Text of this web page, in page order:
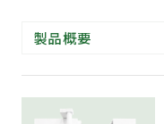
310 × 350 mm
ホブシフト距離
300 mm
製品概要